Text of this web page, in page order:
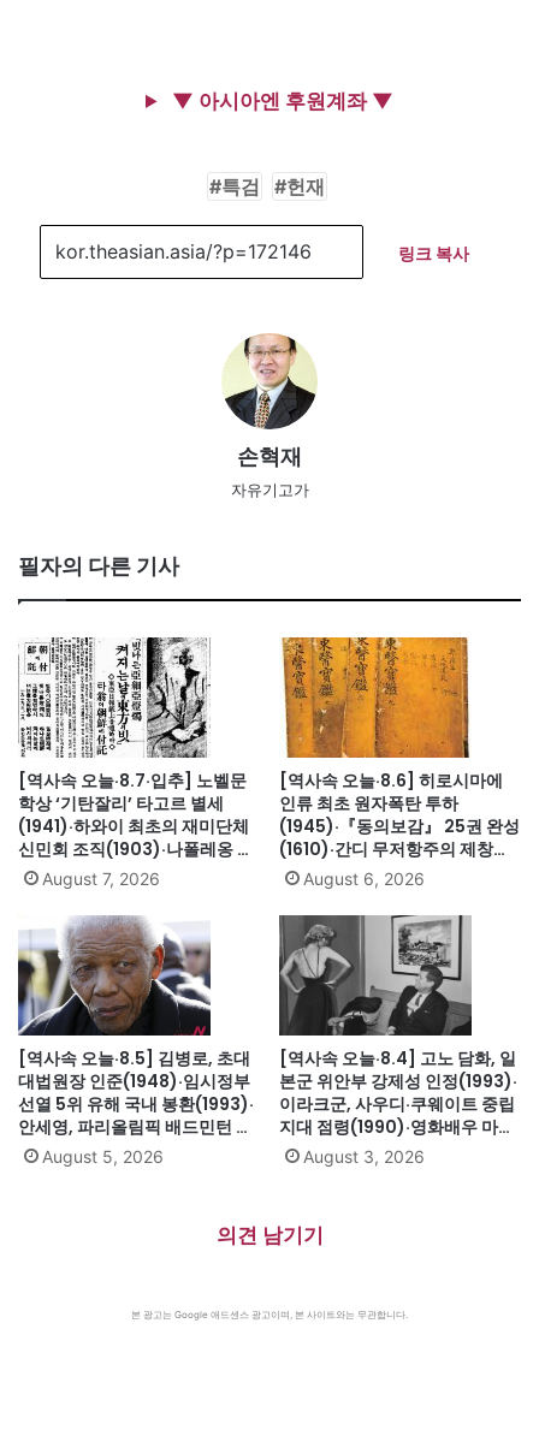
▼ 아시아엔 후원계좌 ▼
특검 헌재
링크 복사
손혁재
자유기고가
필자의 다른 기사
[역사속 오늘·8.7·입추] 노벨문
학상 ‘기탄잘리’ 타고르 별세
(1941)·하와이 최초의 재미단체
신민회 조직(1903)·나폴레옹 세
인트헬레나섬 유배(1815)·英 해
군, 스페인 무적함대 격파
(1588)·美 화성탐사로봇 큐리오
시티 화성 착륙(2012)·日, 화이
트리스트에서 한국 제외(2019)
August 7, 2026
[역사속 오늘·8.6] 히로시마에
인류 최초 원자폭탄 투하
(1945)·『동의보감』 25권 완성
(1610)·간디 무저항주의 제창
(1931)·대전엑스포 개막(1993)·
자메이카, 영국에서 독립(1962)
August 6, 2026
[역사속 오늘·8.5] 김병로, 초대
대법원장 인준(1948)·임시정부
선열 5위 유해 국내 봉환(1993)·
안세영, 파리올림픽 배드민턴 여
자단식 금메달(2024)·하시나 방
글라데시 총리 인도 망명
August 5, 2026
[역사속 오늘·8.4] 고노 담화, 일
본군 위안부 강제성 인정(1993)·
이라크군, 사우디·쿠웨이트 중립
지대 점령(1990)·영화배우 마릴
린 먼로 의문의 죽음(1962)
August 3, 2026
의견 남기기
본 광고는 Google 애드센스 광고이며, 본 사이트와는 무관합니다.